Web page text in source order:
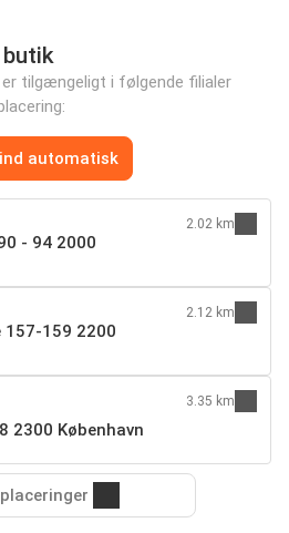
tilgængeligt i følgende filialer
automatisk
- 94 2000
2.02 km
157-159 2200
2.12 km
2300 København
3.35 km